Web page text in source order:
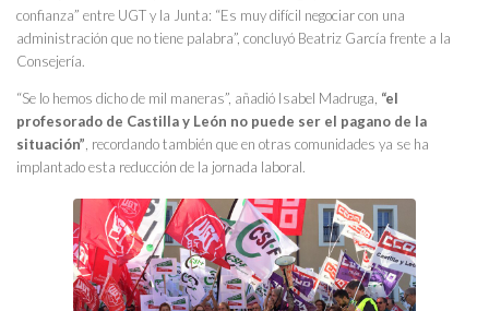
confianza” entre UGT y la Junta: “Es muy difícil negociar con una
administración que no tiene palabra”, concluyó Beatriz García frente a la
Consejería.
“Se lo hemos dicho de mil maneras”, añadió Isabel Madruga, “el
profesorado de Castilla y León no puede ser el pagano de la
situación”, recordando también que en otras comunidades ya se ha
implantado esta reducción de la jornada laboral.